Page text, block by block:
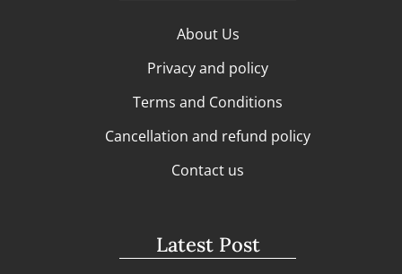
About Us
Privacy and policy
Terms and Conditions
Cancellation and refund policy
Contact us
Latest Post